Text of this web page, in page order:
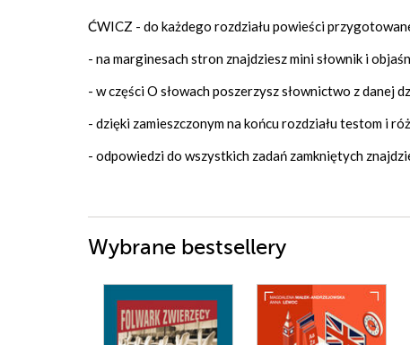
ĆWICZ - do każdego rozdziału powieści
- na marginesach stron znajdziesz mini słownik i
- w części O słowach poszerzysz słownictwo z danej
- dzięki zamieszczonym na końcu rozdziału testom i
- odpowiedzi do wszystkich zadań zamkniętych
Wybrane bestsellery